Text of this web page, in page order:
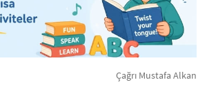
Çağrı Mustafa Alkan